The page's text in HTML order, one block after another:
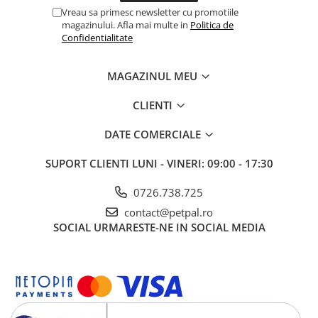
Vreau sa primesc newsletter cu promotiile
magazinului. Afla mai multe in Politica de
Confidentialitate
MAGAZINUL MEU
CLIENTI
DATE COMERCIALE
SUPORT CLIENTI LUNI - VINERI: 09:00 - 17:30
0726.738.725
contact@petpal.ro
SOCIAL URMARESTE-NE IN SOCIAL MEDIA